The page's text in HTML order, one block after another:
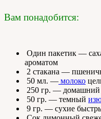
Вам понадобится:
Один пакетик —
ароматом
2 стакана —
50 мл. — молоко
250 гр. — домашний
50 гр. — темный
9 гр. — сухие